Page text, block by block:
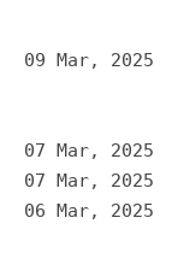
09 Mar, 2025
07 Mar, 2025
07 Mar, 2025
06 Mar, 2025